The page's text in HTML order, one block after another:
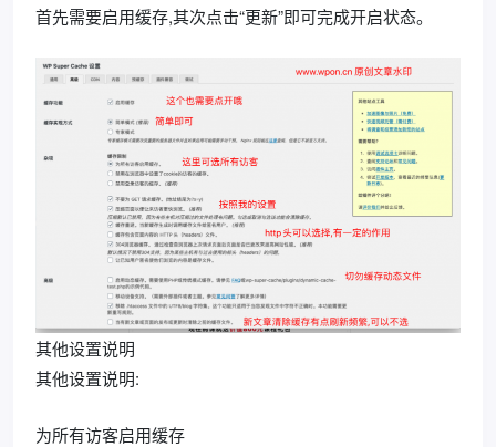
首先需要启用缓存,其次点击“更新”即可完成开启状态。
其他设置说明
其他设置说明:
为所有访客启用缓存